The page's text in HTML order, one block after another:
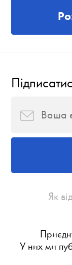
Як
У них ми